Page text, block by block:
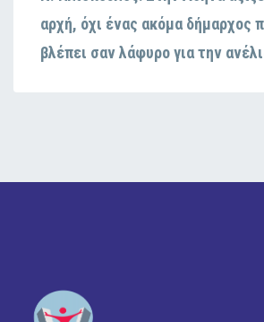
αρχή, όχι ένας ακόμα δήμαρχος
βλέπει σαν λάφυρο για την